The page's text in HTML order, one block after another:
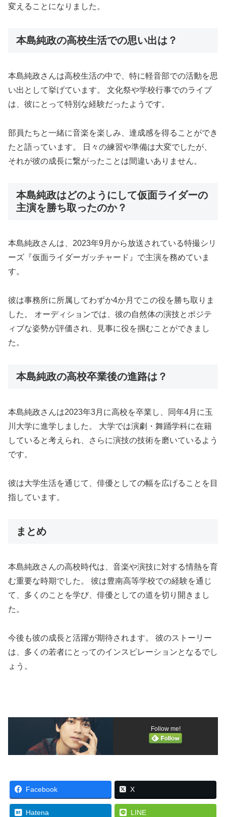
変えることになりました。
本島純政の高校生活での思い出は？
本島純政さんは高校生活の中で、特に軽音部での活動を思
い出として挙げています。 文化祭や学校行事でのライブ
は、彼にとって特別な経験だったようです。
部員たちと一緒に音楽を楽しみ、達成感を得ることができ
たと語っています。 日々の練習や準備は大変でしたが、
それが彼の成長に繋がったことは間違いありません。
本島純政はどのようにして仮面ライダーの
主演を勝ち取ったのか？
本島純政さんは、2023年9月から放送されている特撮シリ
ーズ『仮面ライダーガッチャード』で主演を務めていま
す。
彼は事務所に所属してわずか4か月でこの役を勝ち取りま
した。 オーディションでは、彼の自然体の演技とポジテ
ィブな姿勢が評価され、見事に役を掴むことができまし
た。
本島純政の高校卒業後の進路は？
本島純政さんは2023年3月に高校を卒業し、同年4月に玉
川大学に進学しました。 大学では演劇・舞踊学科に在籍
していると考えられ、さらに演技の技術を磨いているよう
です。
彼は大学生活を通じて、俳優としての幅を広げることを目
指しています。
まとめ
本島純政さんの高校時代は、音楽や演技に対する情熱を育
む重要な時期でした。 彼は豊南高等学校での経験を通じ
て、多くのことを学び、俳優としての道を切り開きまし
た。
今後も彼の成長と活躍が期待されます。 彼のストーリー
は、多くの若者にとってのインスピレーションとなるでし
ょう。
Follow me!
Facebook X
Hatena LINE